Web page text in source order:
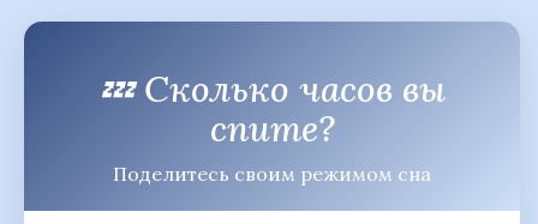
💤 Сколько часов вы
спите?
Поделитесь своим режимом сна